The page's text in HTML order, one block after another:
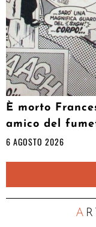
È morto
amico del
6 AGOSTO 2026